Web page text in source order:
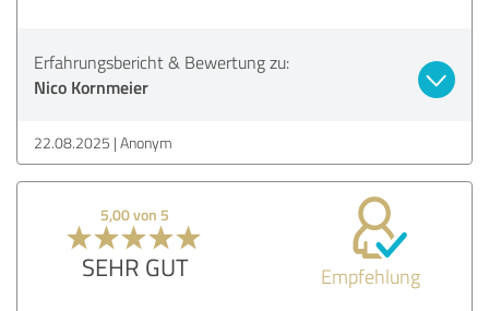
Erfahrungsbericht & Bewertung zu:
Nico Kornmeier
22.08.2025 Anonym
5,00 von 5
SEHR GUT Empfehlung